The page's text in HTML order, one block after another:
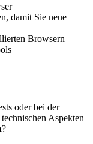
damit Sie neue
Browsern
oder bei der
Aspekten
?